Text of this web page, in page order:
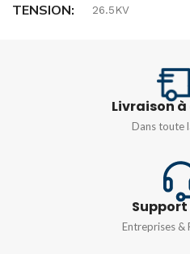
TENSION 26.5KV
Livraison
Dans toute
Entreprises &